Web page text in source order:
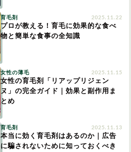
育毛剤 2025.11.22
プロが教える！育毛に効果的な食べ
物と簡単な食事の全知識
女性の薄毛 2025.11.15
女性の育毛剤「リアップリジェン
ヌ」の完全ガイド｜効果と副作用ま
とめ
育毛剤 2025.11.13
本当に効く育毛剤はあるのか｜広告
に騙されないために知っておくべき